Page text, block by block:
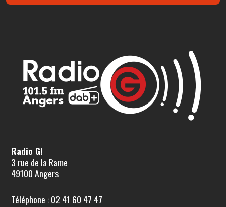
Radio G!
3 rue de la Rame
49100 Angers
Téléphone : 02 41 60 47 47